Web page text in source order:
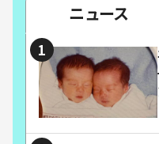
ニュース